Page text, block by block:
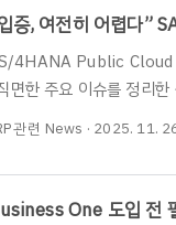
록 하겠습니다.​국내
증, 여전히 어렵다”
4HANA Public Cloud
면한 주요 이슈를 정리
내용이 있으시다면 언제
: https://
의 SAP ERP 사업부입
에 나온 기사가 있어
관련 News · 2025. 11.
One 도입 전